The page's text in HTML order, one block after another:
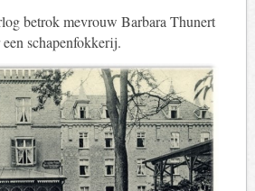
betrok mevrouw Barbara Thunert
schapenfokkerij.